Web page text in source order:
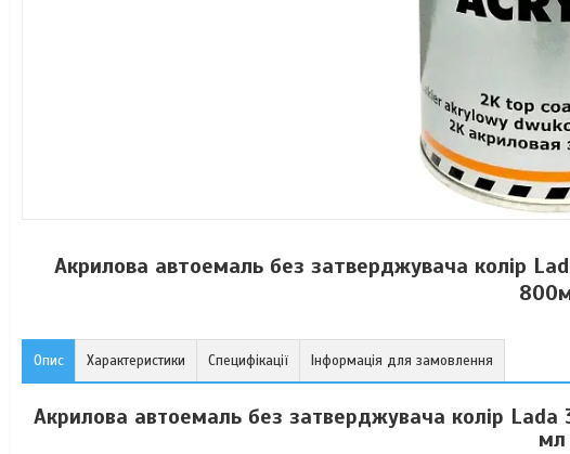
Акрилова автоемаль без затверджувача колір
Опис Характеристики Специфікації Інформація для замовлення
Акрилова автоемаль без затверджувача колір
мл